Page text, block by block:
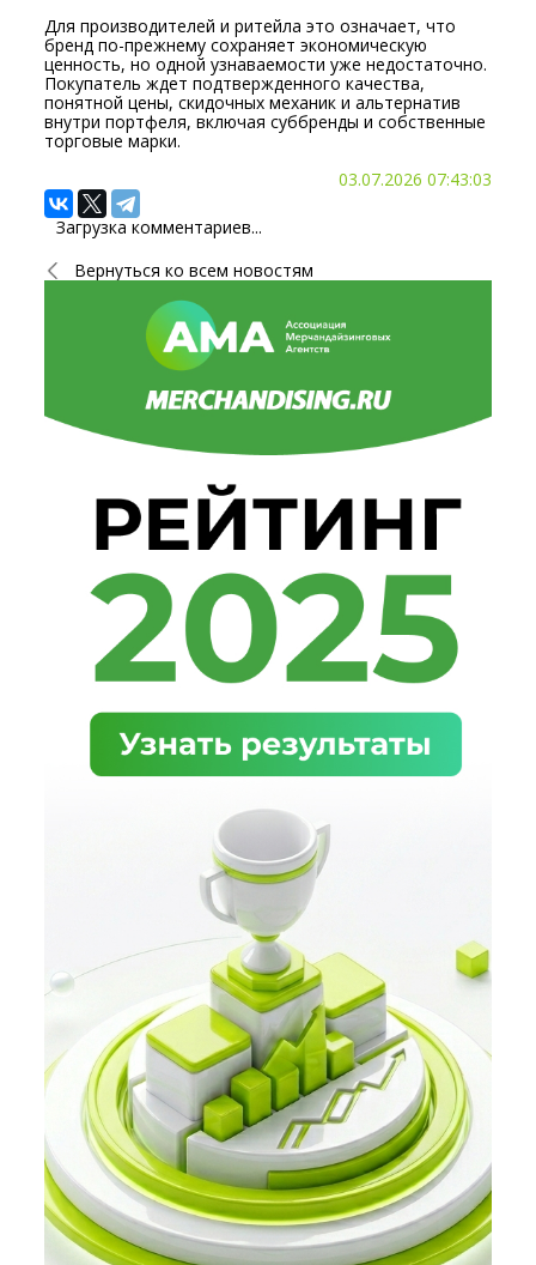
Для производителей и ритейла это означает, что
бренд по-прежнему сохраняет экономическую
ценность, но одной узнаваемости уже недостаточно.
Покупатель ждет подтвержденного качества,
понятной цены, скидочных механик и альтернатив
внутри портфеля, включая суббренды и собственные
торговые марки.
03.07.2026 07:43:03
Загрузка комментариев...
Вернуться ко всем новостям